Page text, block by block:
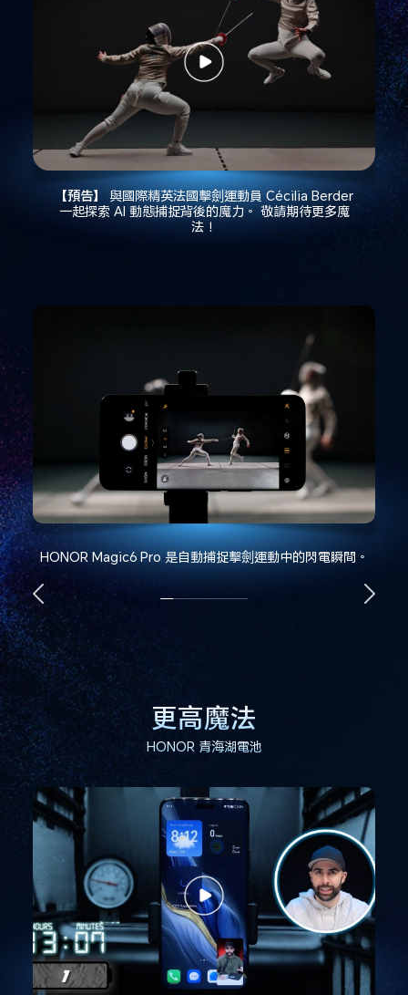
【預告】
與國際精英法國擊劍運動員 Cécilia Berder
一起探索 AI 動態捕捉背後的魔力。 敬請期待更多魔
法！
HONOR Magic6 Pro 是自動捕捉擊劍運動中的閃電瞬間。
更高魔法
HONOR 青海湖電池